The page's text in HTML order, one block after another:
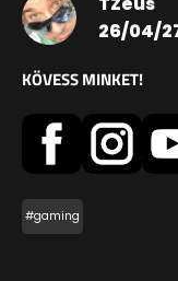
26/04/
KÖVESS MINKET!
#gaming